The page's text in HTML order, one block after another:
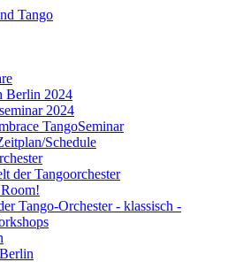
Berlin 2024
2024
TangoSeminar
Schedule
der Tangoorchester
Tango-Orchester - klassisch -